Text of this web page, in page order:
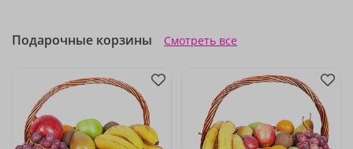
Подарочные корзины Смотреть все